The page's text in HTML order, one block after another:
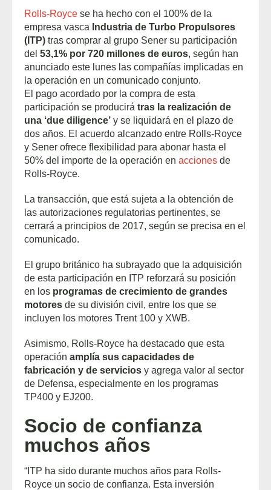
Rolls-Royce se ha hecho con el 100% de la
empresa vasca Industria de Turbo Propulsores
(ITP) tras comprar al grupo Sener su participación
del 53,1% por 720 millones de euros, según han
anunciado este lunes las compañías implicadas en
la operación en un comunicado conjunto.
El pago acordado por la compra de esta
participación se producirá tras la realización de
una ‘due diligence’ y se liquidará en el plazo de
dos años. El acuerdo alcanzado entre Rolls-Royce
y Sener ofrece flexibilidad para abonar hasta el
50% del importe de la operación en acciones de
Rolls-Royce.
La transacción, que está sujeta a la obtención de
las autorizaciones regulatorias pertinentes, se
cerrará a principios de 2017, según se precisa en el
comunicado.
El grupo británico ha subrayado que la adquisición
de esta participación en ITP reforzará su posición
en los programas de crecimiento de grandes
motores de su división civil, entre los que se
incluyen los motores Trent 100 y XWB.
Asimismo, Rolls-Royce ha destacado que esta
operación amplía sus capacidades de
fabricación y de servicios y agrega valor al sector
de Defensa, especialmente en los programas
TP400 y EJ200.
Socio de confianza
muchos años
“ITP ha sido durante muchos años para Rolls-
Royce un socio de confianza. Esta inversión